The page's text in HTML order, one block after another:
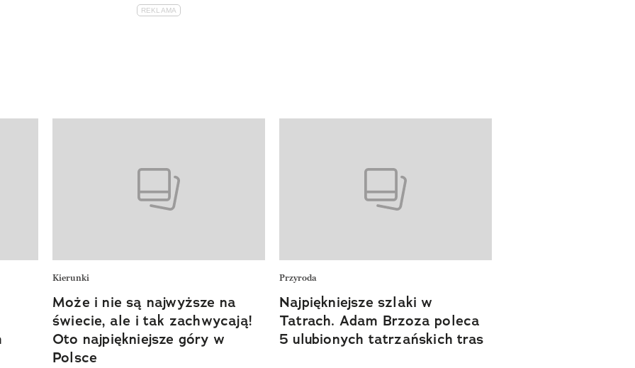
Kierunki
Może i nie są najwyższe na
świecie, ale i tak zachwycają!
Oto najpiękniejsze góry w
Polsce
Przyroda
Najpiękniejsze szlaki w
Tatrach. Adam Brzoza poleca
5 ulubionych tatrzańskich tras